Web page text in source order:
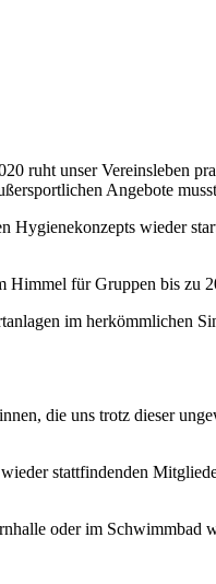
ruht unser Vereinsleben
Angebote
wieder
Himmel für Gruppen bis zu
im herkömmlichen
die uns trotz dieser
stattfindenden
oder im Schwimmbad